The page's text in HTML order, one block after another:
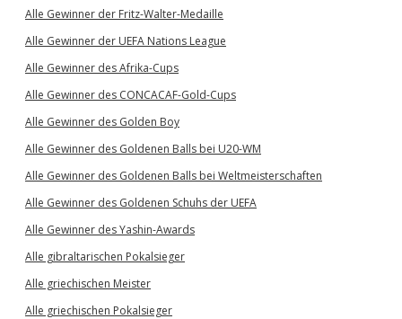
Alle Gewinner der Fritz-Walter-Medaille
Alle Gewinner der UEFA Nations League
Alle Gewinner des Afrika-Cups
Alle Gewinner des CONCACAF-Gold-Cups
Alle Gewinner des Golden Boy
Alle Gewinner des Goldenen Balls bei U20-WM
Alle Gewinner des Goldenen Balls bei Weltmeisterschaften
Alle Gewinner des Goldenen Schuhs der UEFA
Alle Gewinner des Yashin-Awards
Alle gibraltarischen Pokalsieger
Alle griechischen Meister
Alle griechischen Pokalsieger